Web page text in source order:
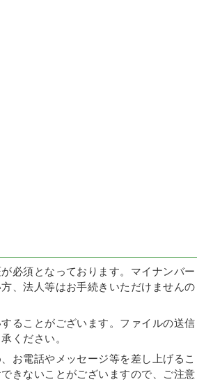
必須となっております。マイナンバー
、法人等はお手続きいただけませんの
ることがございます。ファイルの送信
ください。
お電話やメッセージ等を差し上げるこ
きないことがございますので、ご注意